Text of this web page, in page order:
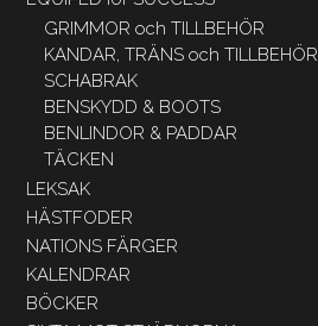
GRIMMOR och TILLBEHÖR
KANDAR, TRÄNS och TILLBEHÖR
SCHABRAK
BENSKYDD & BOOTS
BENLINDOR & PADDAR
TÄCKEN
LEKSAK
HÄSTFODER
NATIONS FÄRGER
KALENDRAR
BÖCKER